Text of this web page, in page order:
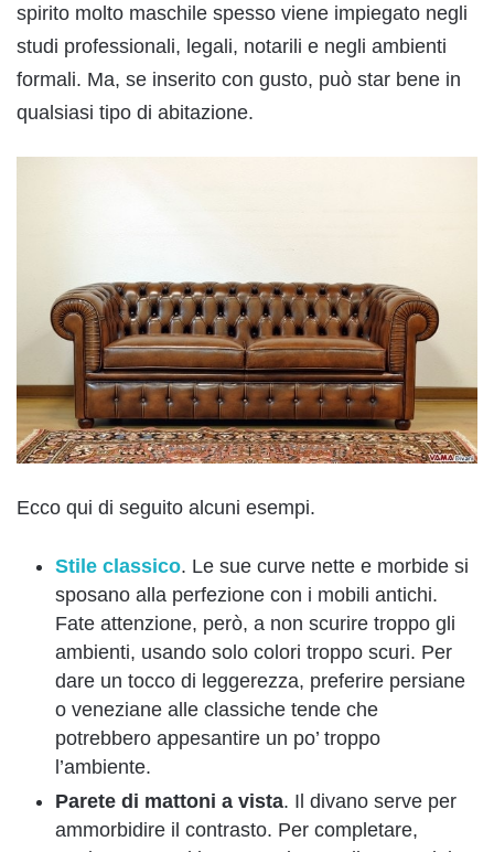
spirito molto maschile spesso viene impiegato negli
studi professionali, legali, notarili e negli ambienti
formali. Ma, se inserito con gusto, può star bene in
qualsiasi tipo di abitazione.
Ecco qui di seguito alcuni esempi.
Stile classico. Le sue curve nette e morbide si
sposano alla perfezione con i mobili antichi.
Fate attenzione, però, a non scurire troppo gli
ambienti, usando solo colori troppo scuri. Per
dare un tocco di leggerezza, preferire persiane
o veneziane alle classiche tende che
potrebbero appesantire un po’ troppo
l’ambiente.
Parete di mattoni a vista. Il divano serve per
ammorbidire il contrasto. Per completare,